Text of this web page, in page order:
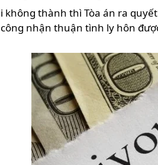
không thành thì Tòa án ra
nhận thuận tình ly hôn